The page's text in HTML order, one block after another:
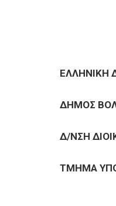
ΕΠΙΧΕΙΡΗΣΕΙΣ
ΕΠΙΣΚΕΠΤΕΣ
ΕΛΛΗΝΙΚΗ
ΔΗΜΟΣ
Δ/ΝΣΗ
ΤΜΗΜΑ